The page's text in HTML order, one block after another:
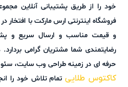
فروشگاه اینترنتی ارس مارکت با
و قیمت مناسب و ارسال سریع و
رضایتمندی شما مشتریان گرامی
حرفه ای در زمینه طراحی وب سایت، سئو
کاکتوس طلاییتمام تلاش خود را